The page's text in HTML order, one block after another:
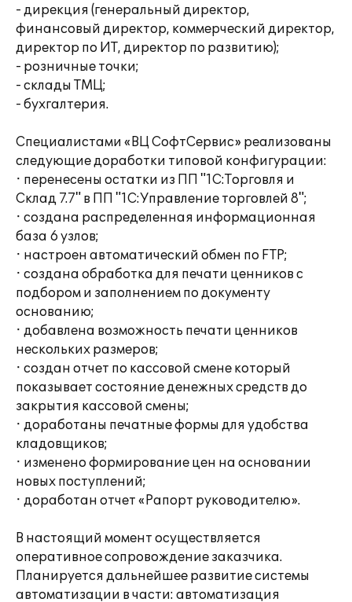
- дирекция (генеральный директор,
финансовый директор, коммерческий директор,
директор по ИТ, директор по развитию);
- розничные точки;
- склады ТМЦ;
- бухгалтерия.
Специалистами «ВЦ СофтСервис» реализованы
следующие доработки типовой конфигурации:
· перенесены остатки из ПП "1С:Торговля и
Склад 7.7" в ПП "1С:Управление торговлей 8";
· создана распределенная информационная
база 6 узлов;
· настроен автоматический обмен по FTP;
· создана обработка для печати ценников с
подбором и заполнением по документу
основанию;
· добавлена возможность печати ценников
нескольких размеров;
· создан отчет по кассовой смене который
показывает состояние денежных средств до
закрытия кассовой смены;
· доработаны печатные формы для удобства
кладовщиков;
· изменено формирование цен на основании
новых поступлений;
· доработан отчет «Рапорт руководителю».
В настоящий момент осуществляется
оперативное сопровождение заказчика.
Планируется дальнейшее развитие системы
автоматизации в части: автоматизация